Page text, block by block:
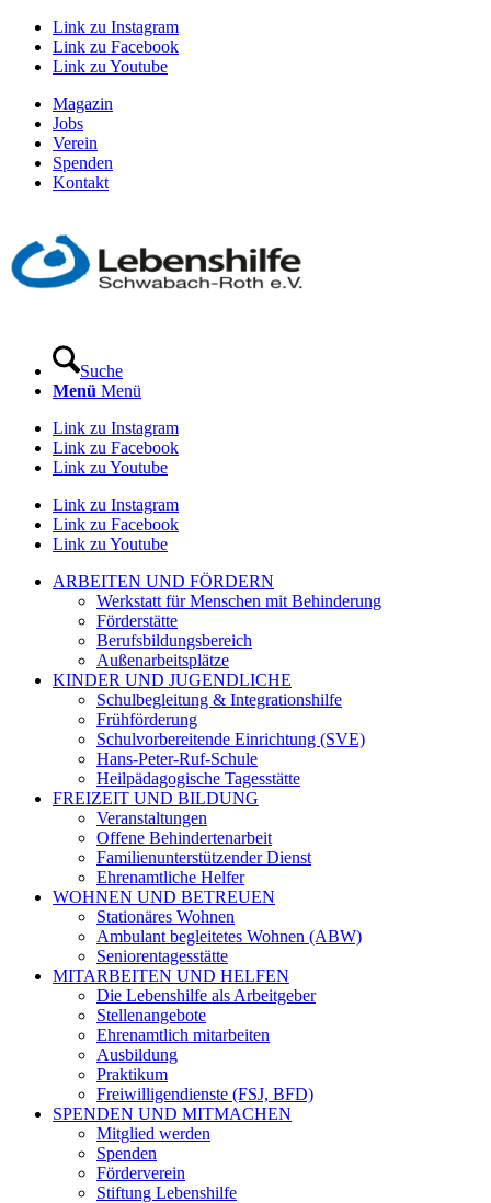
Link zu Instagram
Link zu Facebook
Link zu Youtube
Magazin
Jobs
Verein
Spenden
Kontakt
Suche
Menü Menü
Link zu Instagram
Link zu Facebook
Link zu Youtube
Link zu Instagram
Link zu Facebook
Link zu Youtube
ARBEITEN UND FÖRDERN
Werkstatt für Menschen mit Behinderung
Förderstätte
Berufsbildungsbereich
Außenarbeitsplätze
KINDER UND JUGENDLICHE
Schulbegleitung & Integrationshilfe
Frühförderung
Schulvorbereitende Einrichtung (SVE)
Hans-Peter-Ruf-Schule
Heilpädagogische Tagesstätte
FREIZEIT UND BILDUNG
Veranstaltungen
Offene Behindertenarbeit
Familienunterstützender Dienst
Ehrenamtliche Helfer
WOHNEN UND BETREUEN
Stationäres Wohnen
Ambulant begleitetes Wohnen (ABW)
Seniorentagesstätte
MITARBEITEN UND HELFEN
Die Lebenshilfe als Arbeitgeber
Stellenangebote
Ehrenamtlich mitarbeiten
Ausbildung
Praktikum
Freiwilligendienste (FSJ, BFD)
SPENDEN UND MITMACHEN
Mitglied werden
Spenden
Förderverein
Stiftung Lebenshilfe